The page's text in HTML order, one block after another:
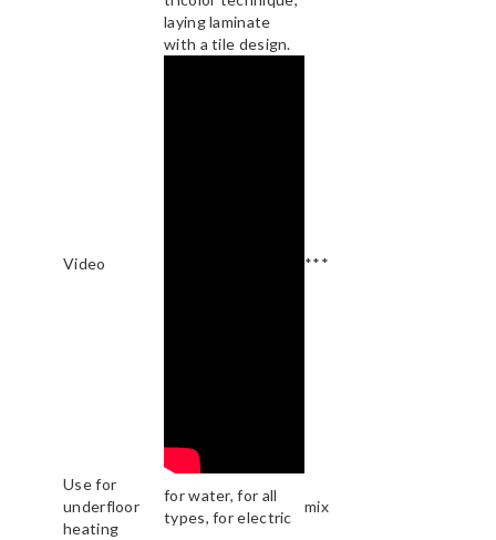
laying laminate
with a tile design.
Video ***
Use for
underfloor
heating
for water, for all
types, for electric
mix